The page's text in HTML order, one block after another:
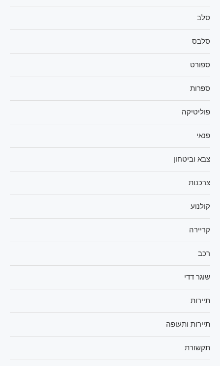
סלב
סלבס
ספורט
ספרות
פוליטיקה
פנאי
צבא וביטחון
צרכנות
קולנוע
קריירה
רכב
שוגר דדי
תיירות
תיירות ותעופה
תקשורת